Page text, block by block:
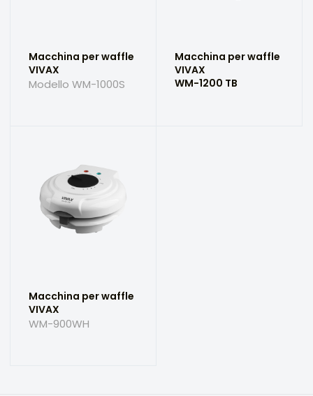
Macchina per waffle
VIVAX
Modello WM-1000S
Macchina per waffle
VIVAX
WM-1200 TB
Macchina per waffle
VIVAX
WM-900WH